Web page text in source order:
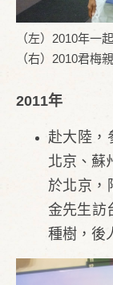
（左）2010年
（右）2010君梅
2011年
赴大陸，
北京、蘇
於北京，
金先生訪
種樹，後